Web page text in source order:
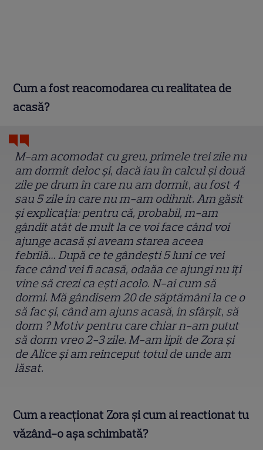
Cum a fost reacomodarea cu realitatea de
acasă?
M-am acomodat cu greu, primele trei zile nu
am dormit deloc și, dacă iau în calcul și două
zile pe drum în care nu am dormit, au fost 4
sau 5 zile în care nu m-am odihnit. Am găsit
și explicația: pentru că, probabil, m-am
gândit atât de mult la ce voi face când voi
ajunge acasă și aveam starea aceea
febrilă… După ce te gândești 5 luni ce vei
face când vei fi acasă, odaăa ce ajungi nu îți
vine să crezi ca ești acolo. N-ai cum să
dormi. Mă gândisem 20 de săptămâni la ce o
să fac și, când am ajuns acasă, în sfârșit, să
dorm ? Motiv pentru care chiar n-am putut
să dorm vreo 2-3 zile. M-am lipit de Zora și
de Alice și am reînceput totul de unde am
lăsat.
Cum a reacționat Zora și cum ai reactionat tu
văzând-o așa schimbată?